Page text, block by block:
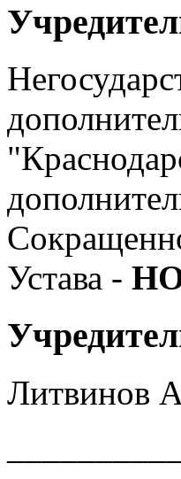
Устава -
Литвинов